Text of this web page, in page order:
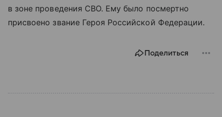
в зоне проведения СВО. Ему было посмертно
присвоено звание Героя Российской Федерации.
Поделиться